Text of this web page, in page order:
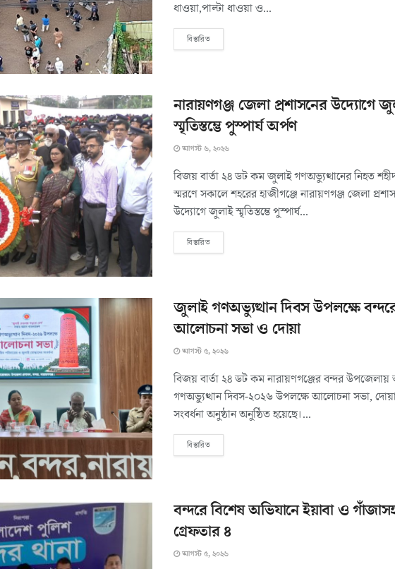
ধাওয়া,পাল্টা ধাওয়া ও...
বিস্তারিত
নারায়ণগঞ্জ জেলা প্রশাসনের উদ্যোগে
স্মৃতিস্তম্ভে পুস্পার্ঘ অর্পণ
আগস্ট ৬, ২০২৬
বিজয় বার্তা ২৪ ডট কম জুলাই গণঅভ্যুত্থানের নিহত
স্মরণে সকালে শহরের হাজীগঞ্জে নারায়ণগঞ্জ জেলা
উদ্যোগে জুলাই স্মৃতিস্তম্ভে পুস্পার্ঘ...
বিস্তারিত
জুলাই গণঅভ্যুত্থান দিবস উপলক্ষে
আলোচনা সভা ও দোয়া
আগস্ট ৫, ২০২৬
বিজয় বার্তা ২৪ ডট কম নারায়ণগঞ্জের বন্দর উপজেলায়
গণঅভ্যুত্থান দিবস-২০২৬ উপলক্ষে আলোচনা সভা,
সংবর্ধনা অনুষ্ঠান অনুষ্ঠিত হয়েছে।...
বিস্তারিত
বন্দরে বিশেষ অভিযানে ইয়াবা ও
গ্রেফতার ৪ ‎
আগস্ট ৫, ২০২৬